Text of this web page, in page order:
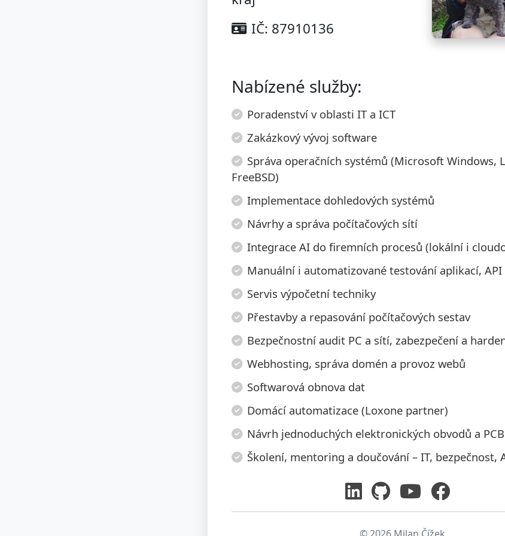
IČ: 87910136
Nabízené služby:
Poradenství v oblasti IT a ICT
Zakázkový vývoj software
Správa operačních systémů (Microsoft Windows,
FreeBSD)
Implementace dohledových systémů
Návrhy a správa počítačových sítí
Integrace AI do firemních procesů (lokální i
Manuální i automatizované testování aplikací, API
Servis výpočetní techniky
Přestavby a repasování počítačových sestav
Bezpečnostní audit PC a sítí, zabezpečení a
Webhosting, správa domén a provoz webů
Softwarová obnova dat
Domácí automatizace (Loxone partner)
Návrh jednoduchých elektronických obvodů a PCB
Školení, mentoring a doučování – IT, bezpečnost,